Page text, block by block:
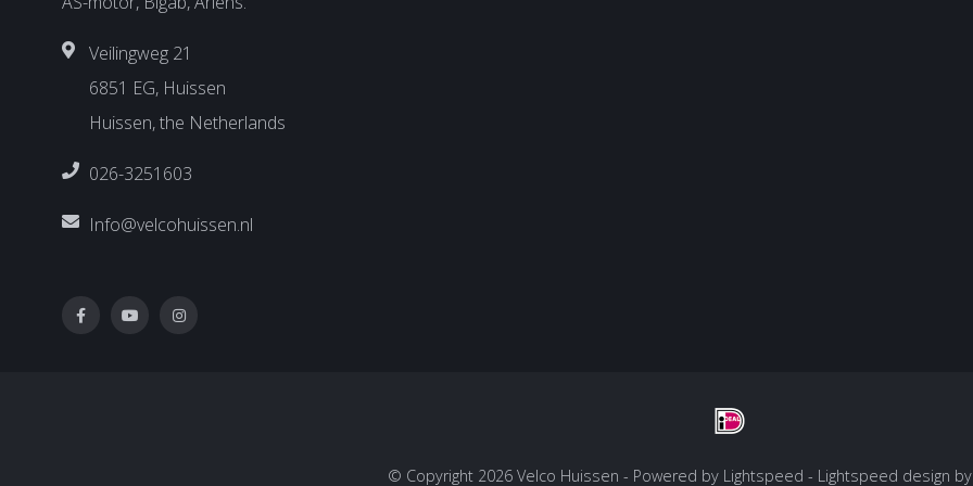
Veilingweg 21
6851 EG, Huissen
Huissen, the Netherlands
026-3251603
Info@velcohuissen.nl
© Copyright 2026 Velco Huissen - Powered by Lightspeed - Lightspeed design by